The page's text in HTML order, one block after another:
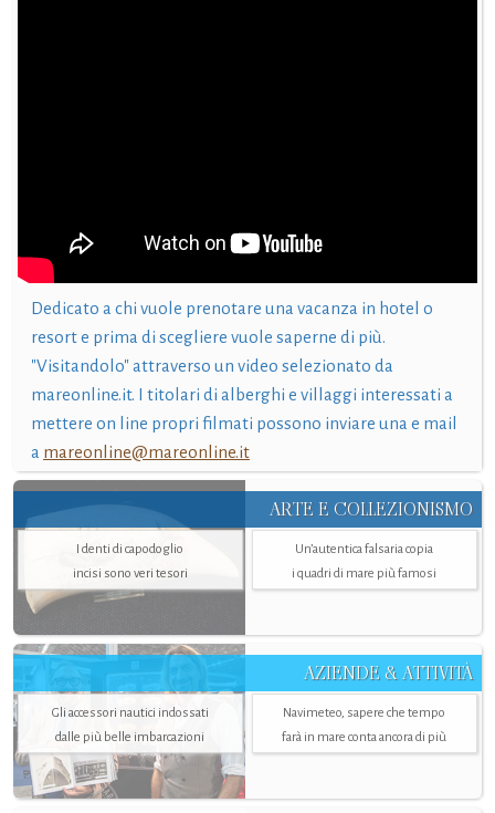
Dedicato a chi vuole prenotare una vacanza in hotel o
resort e prima di scegliere vuole saperne di più.
"Visitandolo" attraverso un video selezionato da
mareonline.it. I titolari di alberghi e villaggi interessati a
mettere on line propri filmati possono inviare una e mail
a mareonline@mareonline.it
ARTE E COLLEZIONISMO
I denti di capodoglio
incisi sono veri tesori
Un’autentica falsaria copia
i quadri di mare più famosi
AZIENDE & ATTIVITÀ
Gli accessori nautici indossati
dalle più belle imbarcazioni
Navimeteo, sapere che tempo
farà in mare conta ancora di più